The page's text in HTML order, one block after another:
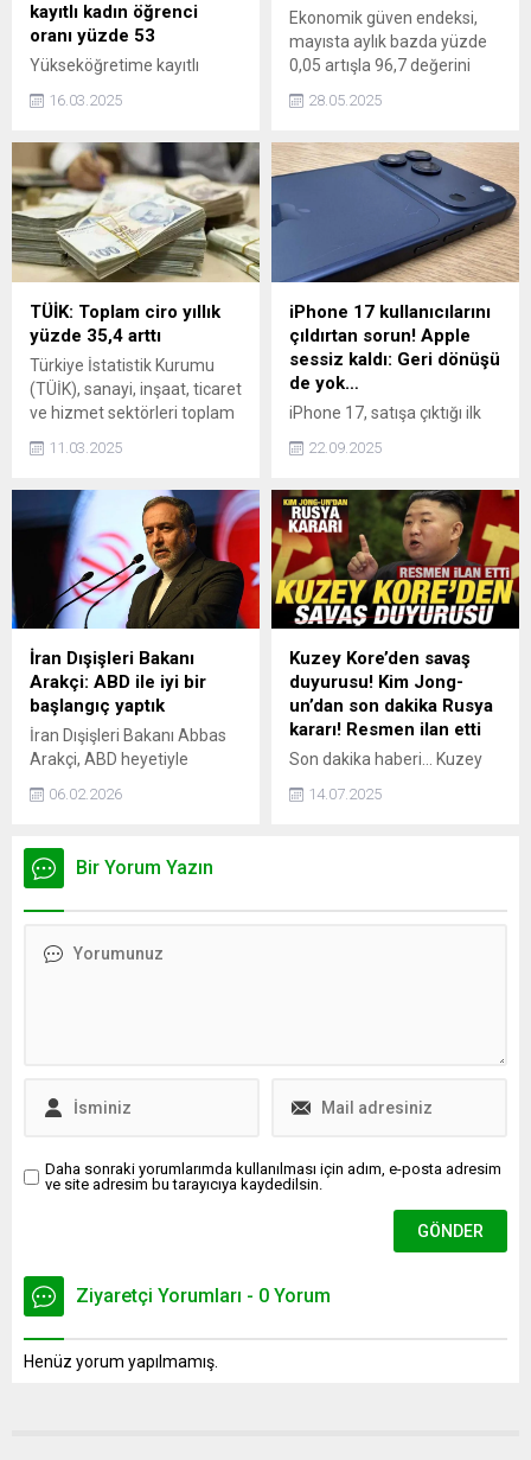
kayıtlı kadın öğrenci
oranı yüzde 53
Yükseköğretime kayıtlı
oranının yüzde 53'e ulaştığı
yazılı açıklamada ayrıca
Türkiye'de görev yapan 184
bin öğretim elemanının 86
bin 500'ünün kadın olduğu
belirtildi.
16.03.2025
Ekonomik güven endeksi,
mayısta aylık bazda yüzde
0,05 artışla 96,7 değerini
28.05.2025
TÜİK: Toplam ciro yıllık
yüzde 35,4 arttı
Türkiye İstatistik Kurumu
(TÜİK), sanayi, inşaat, ticaret
ve hizmet sektörleri toplam
yüzde 35,4, aylık yüzde 1,6
11.03.2025
iPhone 17 kullanıcılarını
çıldırtan sorun! Apple
sessiz kaldı: Geri dönüşü
de yok…
iPhone 17, satışa çıktığı ilk
gündemde. Alüminyum
çizilen cihaz, sosyal
medyada tepki toplarken
Apple’dan henüz açıklama
gelmedi...
22.09.2025
İran Dışişleri Bakanı
Arakçi: ABD ile iyi bir
başlangıç yaptık
İran Dışişleri Bakanı Abbas
Arakçi, ABD heyetiyle
gerçekleştirdikleri dolaylı
değerlendirerek, “İyi bir
başlangıç yaptık. Sürecin
06.02.2026
Kuzey Kore’den savaş
duyurusu! Kim Jong-
un’dan son dakika Rusya
kararı! Resmen ilan etti
Son dakika haberi... Kuzey
ülkesinin Ukrayna'ya karşı
14.07.2025
Bir Yorum Yazın
Daha sonraki yorumlarımda kullanılması için adım, e-posta adresim
ve site adresim bu tarayıcıya kaydedilsin.
Ziyaretçi Yorumları - 0 Yorum
Henüz yorum yapılmamış.